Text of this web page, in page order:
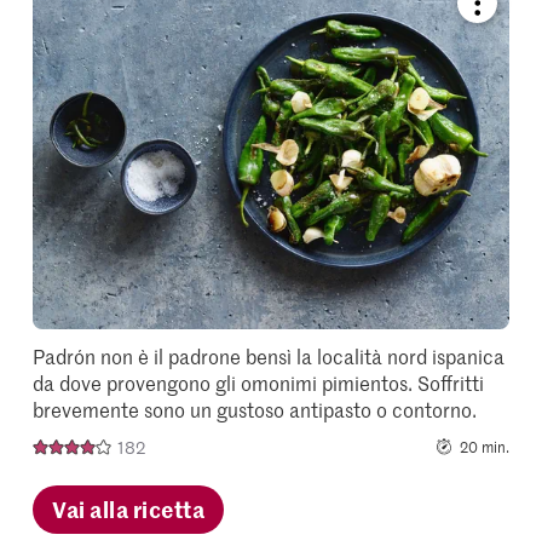
recipe
or
add
it
to
your
Padrón non è il padrone bensì la località nord ispanica
da dove provengono gli omonimi pimientos. Soffritti
brevemente sono un gustoso antipasto o contorno.
182 20 min.
Vai alla ricetta